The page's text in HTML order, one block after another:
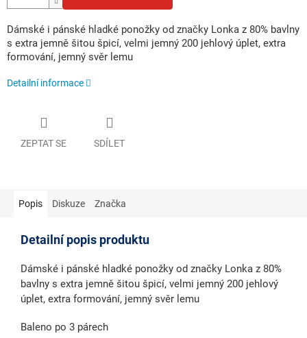
Dámské i pánské hladké ponožky od značky Lonka z 80% bavlny
s extra jemně šitou špicí, velmi jemný 200 jehlový úplet, extra
formování, jemný svěr lemu
Detailní informace
ZEPTAT SE SDÍLET
Popis Diskuze Značka
Detailní popis produktu
Dámské i pánské hladké ponožky od značky Lonka z 80%
bavlny s extra jemně šitou špicí, velmi jemný 200 jehlový
úplet, extra formování, jemný svěr lemu
Baleno po 3 párech